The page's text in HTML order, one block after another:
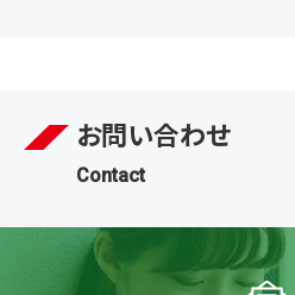
お問い合わせ
Contact